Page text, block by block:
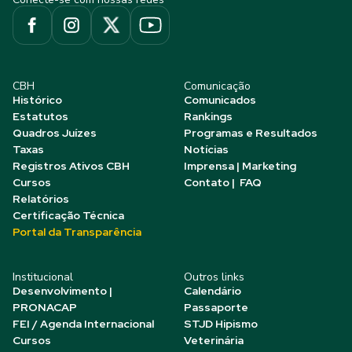
CBH
Histórico
Estatutos
Quadros Juízes
Taxas
Registros Ativos CBH
Cursos
Relatórios
Certificação Técnica
Portal da Transparência
Comunicação
Comunicados
Rankings
Programas e Resultados
Notícias
Imprensa | Marketing
Contato | FAQ
Institucional
Desenvolvimento |
PRONACAP
FEI / Agenda Internacional
Cursos
Outros links
Calendário
Passaporte
STJD Hipismo
Veterinária